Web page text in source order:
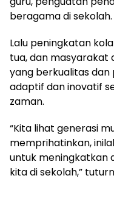
beragama di sekolah.
Lalu peningkatan
tua, dan masyarakat
yang berkualitas dan
adaptif dan inovatif
zaman.
“Kita lihat generasi
memprihatinkan,
untuk meningkatkan
kita di sekolah,”